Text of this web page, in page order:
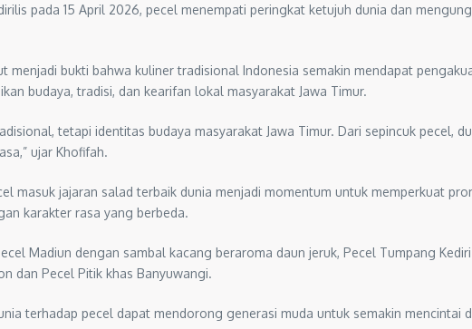
pada 15 April 2026, pecel menempati peringkat ketujuh dunia dan
menjadi bukti bahwa kuliner tradisional Indonesia semakin mendapat
budaya, tradisi, dan kearifan lokal masyarakat Jawa Timur.
tetapi identitas budaya masyarakat Jawa Timur. Dari sepincuk
ujar Khofifah.
masuk jajaran salad terbaik dunia menjadi momentum untuk memperkuat
karakter rasa yang berbeda.
Madiun dengan sambal kacang beraroma daun jeruk, Pecel Tumpang
dan Pecel Pitik khas Banyuwangi.
terhadap pecel dapat mendorong generasi muda untuk semakin mencintai